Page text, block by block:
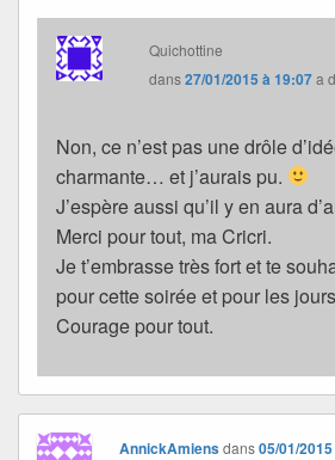
Quichottine
dans27/01/2015 à 19:07a
Non, ce n’est pas une drôle
charmante… et j’aurais pu.
J’espère aussi qu’il y en aura
Merci pour tout, ma Cricri.
Je t’embrasse très fort et te
pour cette soirée et pour les
Courage pour tout.
AnnickAmiensdans05/01/